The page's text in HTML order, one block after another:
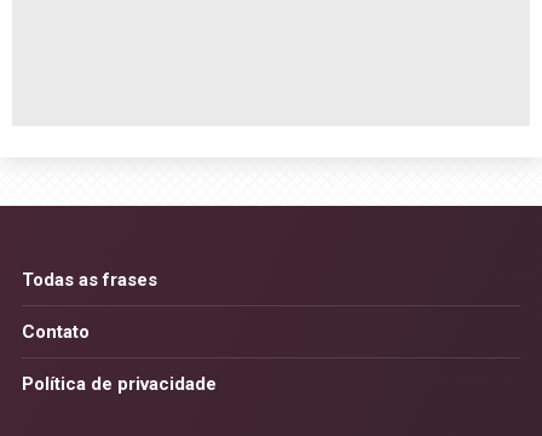
Todas as frases
Contato
Política de privacidade